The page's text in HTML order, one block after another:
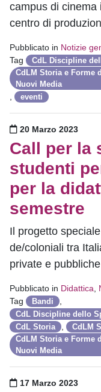
campus di cinema
centro di
Pubblicato in Notizie
Tag
CdL Discipline
CdLM Storia e Forme
Nuovi Media
eventi
Pubblicato il
20 Marzo 2023
Call per la
studenti
per la
semestre
Il progetto
de/coloniali tra
private e
Pubblicato in Didattica
Tag
Bandi
CdL Discipline dello
CdL Storia CdLM
CdLM Storia e Forme
Nuovi Media
Pubblicato il
17 Marzo 2023